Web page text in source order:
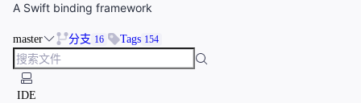
A Swift binding framework
master 分支 16 Tags 154
IDE